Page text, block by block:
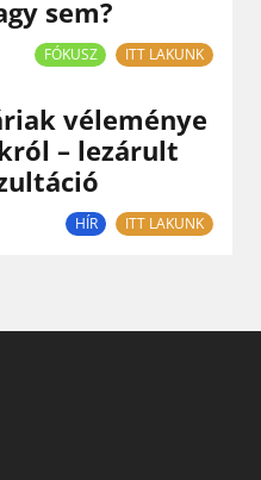
sem?
FÓKUSZ ITT LAKUNK
véleménye
– lezárult
HÍR ITT LAKUNK